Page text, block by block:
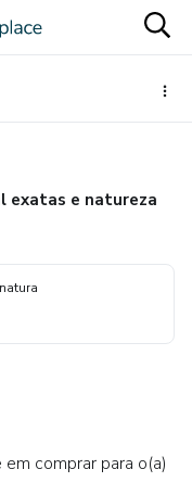
exatas e natureza
comprar para o(a)